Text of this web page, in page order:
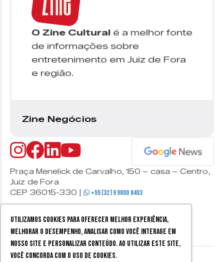
Utilizamos cookies para oferecer melhor experiência,
melhorar o desempenho, analisar como você interage em
nosso site e personalizar conteúdo. Ao utilizar este site,
você concorda com o uso de cookies.
O Zine Cultural é a melhor fonte
de informações sobre
entretenimento em Juiz de Fora
e região.
Zine Negócios
Praça Menelick de Carvalho, 150 – casa – Centro,
Juiz de Fora
CEP 36015-330 |
+55 (32) 9 9800 8403